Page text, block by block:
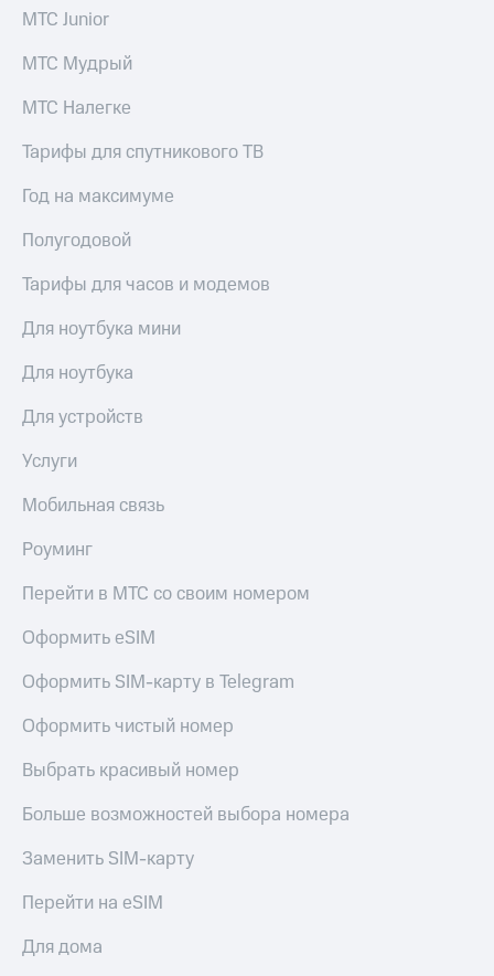
МТС Junior
МТС Мудрый
МТС Налегке
Тарифы для спутникового ТВ
Год на максимуме
Полугодовой
Тарифы для часов и модемов
Для ноутбука мини
Для ноутбука
Для устройств
Услуги
Мобильная связь
Роуминг
Перейти в МТС со своим номером
Оформить eSIM
Оформить SIM-карту в Telegram
Оформить чистый номер
Выбрать красивый номер
Больше возможностей выбора номера
Заменить SIM-карту
Перейти на eSIM
Для дома